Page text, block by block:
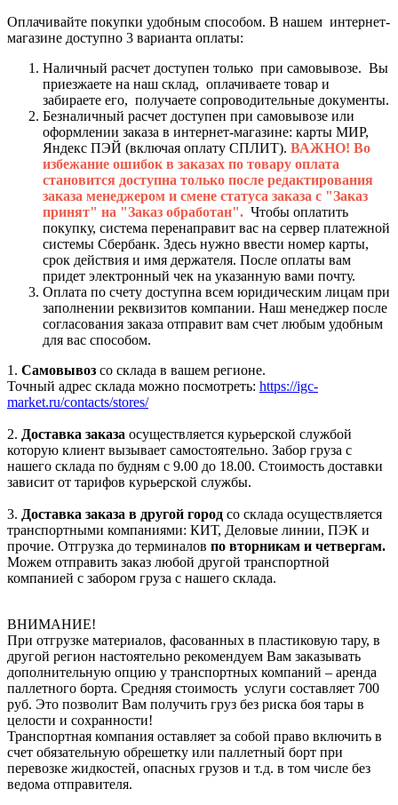
Оплачивайте покупки удобным способом. В нашем интернет-
магазине доступно 3 варианта оплаты:
Наличный расчет доступен только при самовывозе. Вы
приезжаете на наш склад, оплачиваете товар и
забираете его, получаете сопроводительные документы.
Безналичный расчет доступен при самовывозе или
оформлении заказа в интернет-магазине: карты МИР,
Яндекс ПЭЙ (включая оплату СПЛИТ). ВАЖНО! Во
избежание ошибок в заказах по товару оплата
становится доступна только после редактирования
заказа менеджером и смене статуса заказа с "Заказ
принят" на "Заказ обработан". Чтобы оплатить
покупку, система перенаправит вас на сервер платежной
системы Сбербанк. Здесь нужно ввести номер карты,
срок действия и имя держателя. После оплаты вам
придет электронный чек на указанную вами почту.
Оплата по счету доступна всем юридическим лицам при
заполнении реквизитов компании. Наш менеджер после
согласования заказа отправит вам счет любым удобным
для вас способом.
1. Самовывоз со склада в вашем регионе.
Точный адрес склада можно посмотреть: https://igc-
market.ru/contacts/stores/
2. Доставка заказа осуществляется курьерской службой
которую клиент вызывает самостоятельно. Забор груза с
нашего склада по будням с 9.00 до 18.00. Стоимость доставки
зависит от тарифов курьерской службы.
3. Доставка заказа в другой город со склада осуществляется
транспортными компаниями: КИТ, Деловые линии, ПЭК и
прочие. Отгрузка до терминалов по вторникам и четвергам.
Можем отправить заказ любой другой транспортной
компанией с забором груза с нашего склада.
ВНИМАНИЕ!
При отгрузке материалов, фасованных в пластиковую тару, в
другой регион настоятельно рекомендуем Вам заказывать
дополнительную опцию у транспортных компаний – аренда
паллетного борта. Средняя стоимость услуги составляет 700
руб. Это позволит Вам получить груз без риска боя тары в
целости и сохранности!
Транспортная компания оставляет за собой право включить в
счет обязательную обрешетку или паллетный борт при
перевозке жидкостей, опасных грузов и т.д. в том числе без
ведома отправителя.